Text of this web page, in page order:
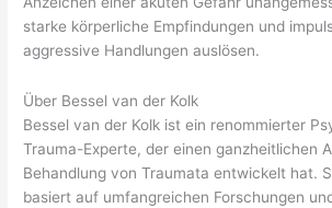
starke körperliche Empfindungen und
aggressive Handlungen auslösen.
Über Bessel van der Kolk
Bessel van der Kolk ist ein renommierter
Trauma-Experte, der einen ganzheitlichen
Behandlung von Traumata entwickelt hat.
basiert auf umfangreichen Forschungen